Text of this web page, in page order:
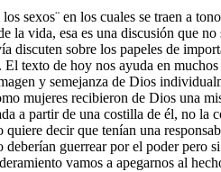
sexos¨ en los cuales se traen a
vida, esa es una discusión que
discuten sobre los papeles de
texto de hoy nos ayuda en
y semejanza de Dios
mujeres recibieron de Dios una
a partir de una costilla de él, no
decir que tenían una
guerrear por el poder pero
vamos a apegarnos al